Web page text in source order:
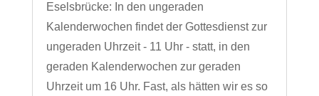
Eselsbrücke: In den ungeraden
Kalenderwochen findet der Gottesdienst zur
ungeraden Uhrzeit - 11 Uhr - statt, in den
geraden Kalenderwochen zur geraden
Uhrzeit um 16 Uhr. Fast, als hätten wir es so